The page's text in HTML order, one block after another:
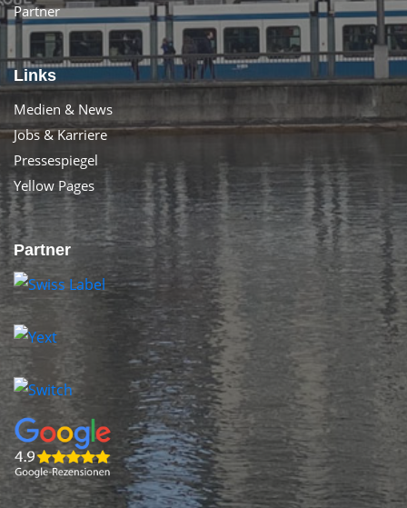
Partner
Links
Medien & News
Jobs & Karriere
Pressespiegel
Yellow Pages
Partner